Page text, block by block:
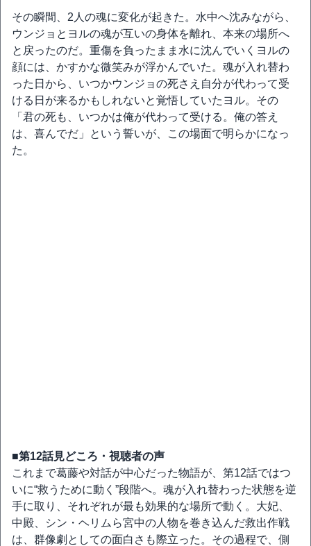
その瞬間、2人の魂に変化が起きた。水中へ沈みながら、
ウンジョとヨルの魂が互いの身体を離れ、本来の場所へ
と戻ったのだ。重傷を負ったまま水に沈んでいくヨルの
顔には、かすかな微笑みが浮かんでいた。魂が入れ替わ
った日から、いつかウンジョの死さえ自分が代わって受
ける日が来るかもしれないと覚悟していたヨル。その
「君の死も、いつかは俺が代わって受ける。俺の答え
は、喜んでだ」という誓いが、この場面で明らかになっ
た。
■第12話見どころ・視聴者の声
これまで葛藤や対話が中心だった物語が、第12話ではつ
いに“救うために動く”段階へ。魂が入れ替わった状態を逆
手に取り、それぞれが最も効果的な場所で動く。大妃、
中殿、シン・ヘリムら宮中の人物を巻き込んだ救出作戦
は、群像劇としての面白さも際立った。その過程で、側